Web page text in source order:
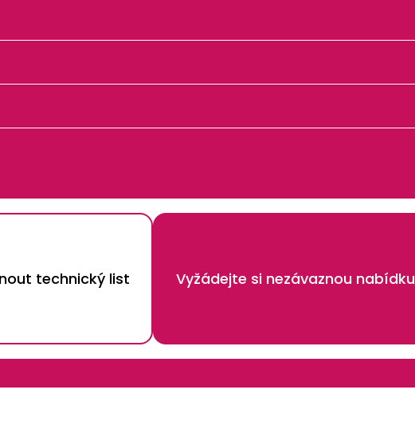
technický list Vyžádejte si nezávaznou nabídku